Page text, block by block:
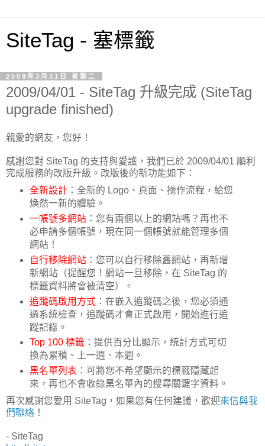
SiteTag - 塞標籤
2009年3月31日 星期二
2009/04/01 - SiteTag 升級完成 (SiteTag
upgrade finished)
親愛的網友，您好！
感謝您對 SiteTag 的支持與愛護，我們已於 2009/04/01 順利
完成服務的改版升級。改版後的新功能如下：
全新設計：全新的 Logo、頁面、操作流程，給您
煥然一新的體驗。
一帳號多網站：您有兩個以上的網站嗎？再也不
必申請多個帳號，現在同一個帳號就能管理多個
網站！
自行移除網站：您可以自行移除舊網站，再新增
新網站（提醒您！網站一旦移除，在 SiteTag 的
標籤資料將會被清空）。
追蹤碼啟用方式：在嵌入追蹤碼之後，您必須通
過系統檢查，追蹤碼才會正式啟用，開始進行追
蹤記錄。
Top 100 標籤 ：提供百分比顯示，統計方式可切
換為累積、上一週、本週。
黑名單列表 ：可將您不希望顯示的標籤隱藏起
來，再也不會收錄黑名單內的搜尋關鍵字資料。
再次感謝您愛用 SiteTag，如果您有任何建議，歡迎來信與我
們聯絡 ！
- SiteTag